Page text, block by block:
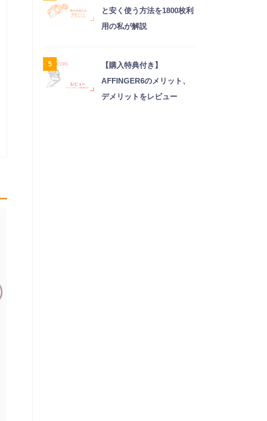
と安く使う方法を1800枚利
用の私が解説
5
【購入特典付き】
AFFINGER6のメリット、
デメリットをレビュー